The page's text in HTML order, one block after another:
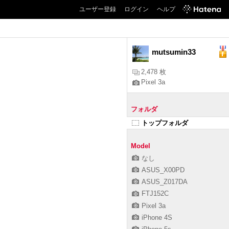
ユーザー登録 ログイン ヘルプ
mutsumin33
2,478 枚
Pixel 3a
フォルダ
トップフォルダ
Model
なし
ASUS_X00PD
ASUS_Z017DA
FTJ152C
Pixel 3a
iPhone 4S